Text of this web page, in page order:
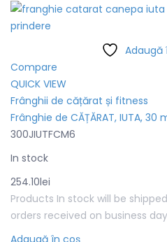
Adaugă
Compare
QUICK VIEW
Frânghii de cățărat și fitness
Frânghie de CĂȚĂRAT, IUTA, 30
300JIUTFCM6
In stock
254.10lei
Products In stock will be
orders received on business
Adaugă în coș